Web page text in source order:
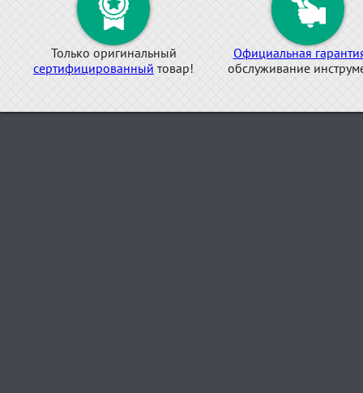
Только оригинальный
сертифицированный товар!
Официальная
обслуживание